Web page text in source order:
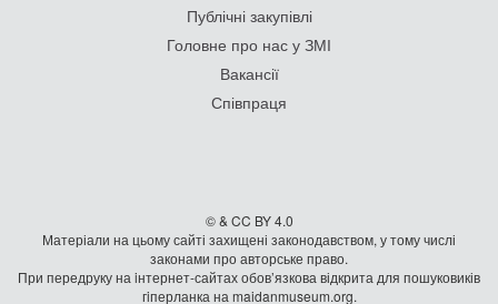
Публічні закупівлі
Головне про нас у ЗМІ
Вакансії
Співпраця
© & CC BY 4.0
Матеріали на цьому сайті захищені законодавством, у тому числі
законами про авторське право.
При передруку на iнтернет-сайтах обов’язкова відкрита для пошуковиків
гiперланка на maidanmuseum.org.